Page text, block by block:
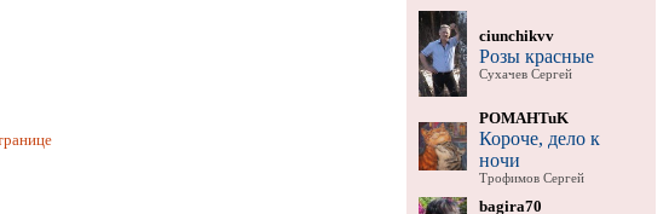
ciunchikvv
Розы красные
Сухачев Сергей
POMAHTuK
Короче, дело к
ночи
Трофимов Сергей
bagira70